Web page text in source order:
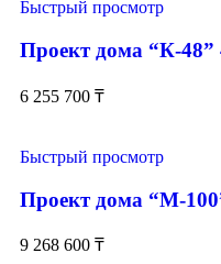
Быстрый просмотр
Проект дома “К-48”
6 255 700 ₸
Быстрый просмотр
Проект дома “М-
9 268 600 ₸